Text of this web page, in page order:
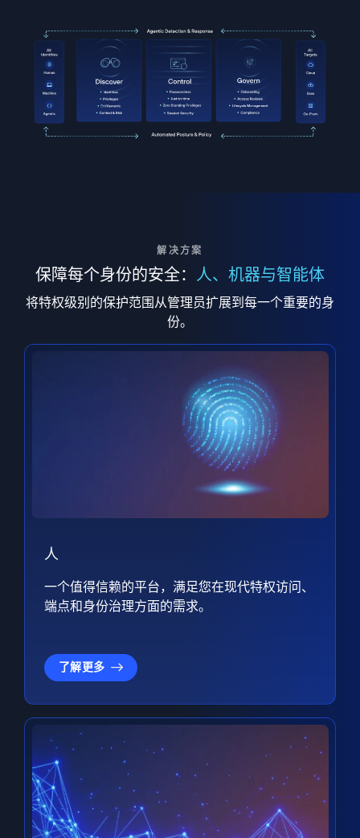
解决方案
保障每个身份的安全： 人、机器与智能体
将特权级别的保护范围从管理员扩展到每一个重要的身
份。
人
一个值得信赖的平台，满足您在现代特权访问、
端点和身份治理方面的需求。
了解更多